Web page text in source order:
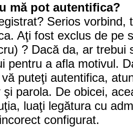
mă pot autentifica?
Serios vorbind,
Aţi fost exclus de pe
? Dacă da, ar trebui
pentru a afla motivul.
puteţi autentifica,
şi parola. De obicei,
luaţi legătura cu
configurat.